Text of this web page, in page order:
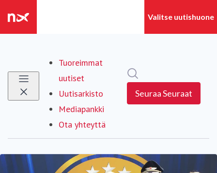
Tuoreimmat
uutiset
Uutisarkisto
Mediapankki
Ota yhteyttä
SeuraaSeuraat